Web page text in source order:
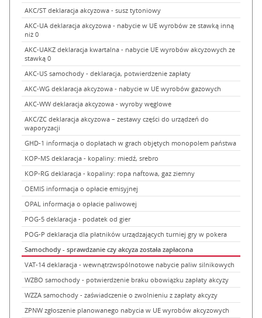
AKC/ST deklaracja akcyzowa - susz tytoniowy
AKC-UA deklaracja akcyzowa - nabycie w UE wyrobów ze stawką inną
niż 0
AKC-UAKZ deklaracja kwartalna - nabycie UE wyrobów akcyzowych ze
stawką 0
AKC-US samochody - deklaracja, potwierdzenie zapłaty
AKC-WG deklaracja akcyzowa - nabycie w UE wyrobów gazowych
AKC-WW deklaracja akcyzowa - wyroby węglowe
AKC/ZC deklaracja akcyzowa – zestawy części do urządzeń do
waporyzacji
GHD-1 informacja o dopłatach w grach objętych monopolem państwa
KOP-MS deklaracja - kopaliny: miedź, srebro
KOP-RG deklaracja - kopaliny: ropa naftowa, gaz ziemny
OEMIS informacja o opłacie emisyjnej
OPAL informacja o opłacie paliwowej
POG-5 deklaracja - podatek od gier
POG-P deklaracja dla płatników urządzających turniej gry w pokera
Samochody - sprawdzanie czy akcyza została zapłacona
VAT-14 deklaracja - wewnątrzwspólnotowe nabycie paliw silnikowych
WZBO samochody - potwierdzenie braku obowiązku zapłaty akcyzy
WZZA samochody - zaświadczenie o zwolnieniu z zapłaty akcyzy
ZPNW zgłoszenie planowanego nabycia w UE wyrobów akcyzowych